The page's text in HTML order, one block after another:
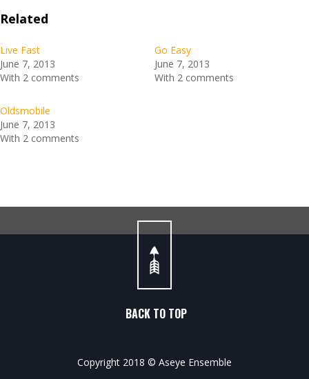
Related
Live Fast
June 7, 2013
With 2 comments
Go Easy
June 7, 2013
With 2 comments
Oldsmobile
June 7, 2013
With 2 comments
BACK TO TOP
Copyright 2018 © Aseye Ensemble